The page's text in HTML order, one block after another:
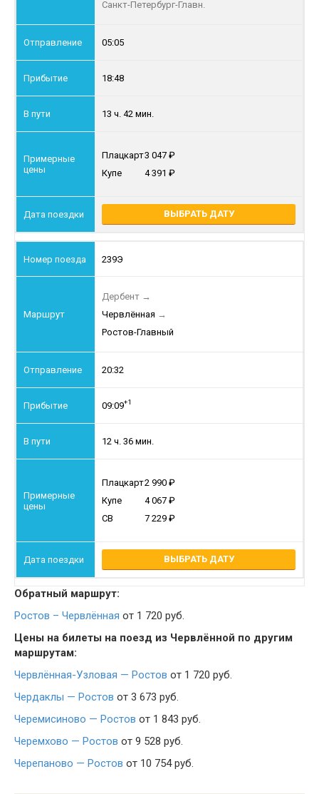
Санкт-Петербург-Главн.
05:05
18:48
13 ч. 42 мин.
Плацкарт3 047
Купе
4 391
ВЫБРАТЬ ДАТУ
239Э
Дербент →
Червлённая →
Ростов-Главный
20:32
09:09+1
12 ч. 36 мин.
Плацкарт2 990
Купе
4 067
СВ
7 229
ВЫБРАТЬ ДАТУ
Обратный маршрут:
Ростов – Червлённая от 1 720 руб.
Цены на билеты на поезд из Червлённой по другим
маршрутам:
Червлённая-Узловая — Ростов от 1 720 руб.
Чердаклы — Ростов от 3 673 руб.
Черемисиново — Ростов от 1 843 руб.
Черемхово — Ростов от 9 528 руб.
Черепаново — Ростов от 10 754 руб.